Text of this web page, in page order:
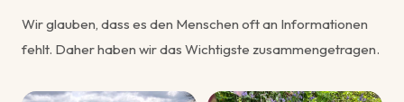
Wir glauben, dass es den Menschen oft an Informationen
fehlt. Daher haben wir das Wichtigste zusammengetragen.